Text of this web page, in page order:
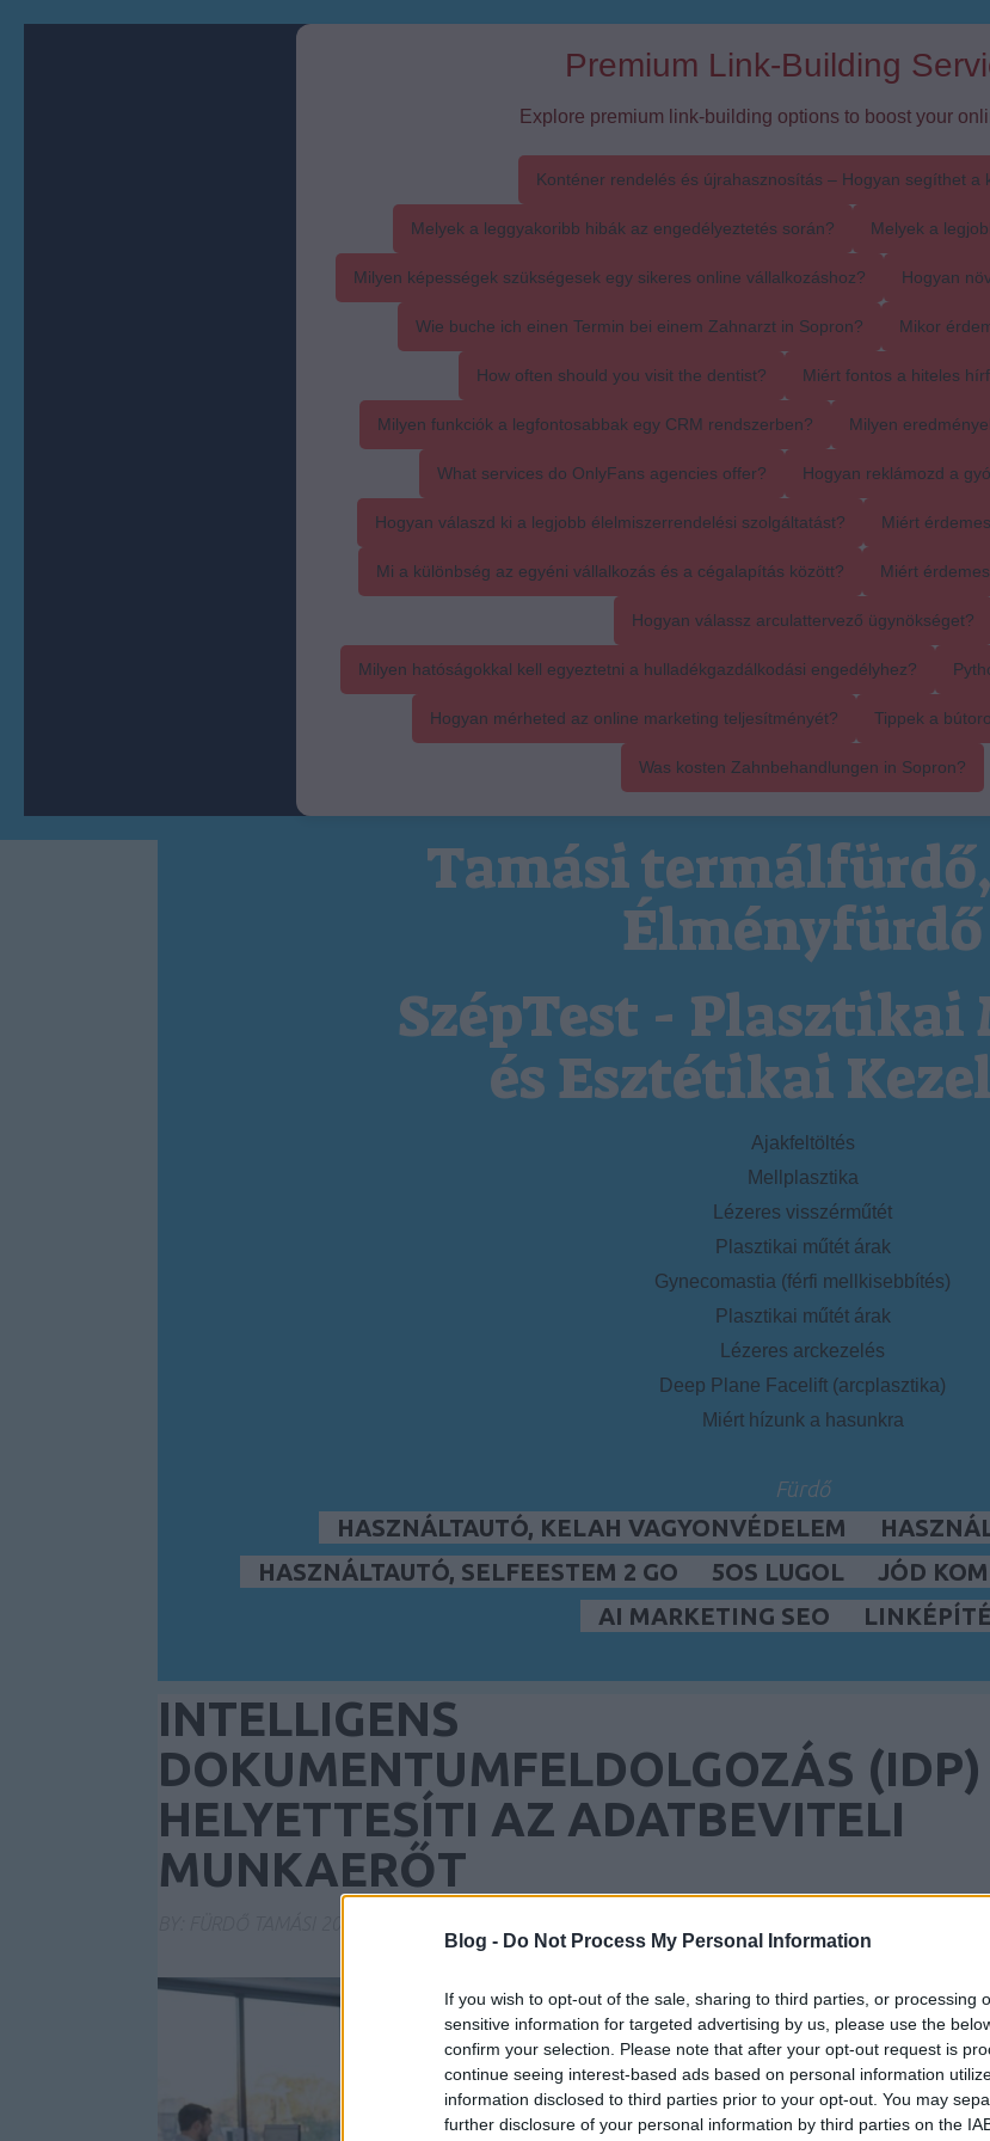
Blog - Do Not Process My Personal Information
If you wish to opt-out of the sale, sharing to third parties, or processing
sensitive information for targeted advertising by us, please use the
confirm your selection. Please note that after your opt-out request is
continue seeing interest-based ads based on personal information
information disclosed to third parties prior to your opt-out. You may
further disclosure of your personal information by third parties on the
Premium Link-Building
Explore premium link-building options to boost your
Konténer rendelés és újrahasznosítás – Hogyan segíthet a
Melyek a leggyakoribb hibák az engedélyeztetés során? Melyek a
Milyen képességek szükségesek egy sikeres online vállalkozáshoz? Hogyan
Wie buche ich einen Termin bei einem Zahnarzt in Sopron? Mikor
How often should you visit the dentist? Miért fontos a hiteles
Milyen funkciók a legfontosabbak egy CRM rendszerben? Milyen
What services do OnlyFans agencies offer? Hogyan reklámozd a
Hogyan válaszd ki a legjobb élelmiszerrendelési szolgáltatást? Miért
Mi a különbség az egyéni vállalkozás és a cégalapítás között? Miért
Hogyan válassz arculattervező ügynökséget?
Milyen hatóságokkal kell egyeztetni a hulladékgazdálkodási engedélyhez?
Hogyan mérheted az online marketing teljesítményét? Tippek a
Was kosten Zahnbehandlungen in Sopron?
Tamási
Élményfürdő
SzépTest -
és Esztétikai
Ajakfeltöltés
Mellplasztika
Lézeres visszérműtét
Plasztikai műtét árak
Gynecomastia (férfi mellkisebbítés)
Plasztikai műtét árak
Lézeres arckezelés
Deep Plane Facelift (arcplasztika)
Miért hízunk a hasunkra
Fürdő
HASZNÁLTAUTÓ, KELAH VAGYONVÉDELEM
HASZNÁLTAUTÓ, SELFEESTEM 2 GO
5OS LUGOL JÓD
AI MARKETING SEO
INTELLIGENS
DOKUMENTUMFELDOLGOZÁS (IDP)
HELYETTESÍTI AZ ADATBEVITELI
MUNKAERŐT